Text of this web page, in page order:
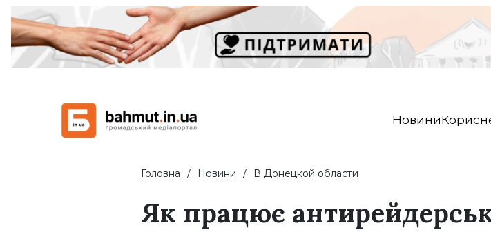
Новини
Головна Новини В Донецкой области
Як працює